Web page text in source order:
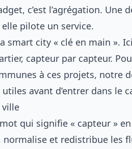
c’est l’agrégation. Une
pilote un service.
smart city « clé en main ».
capteur par capteur.
à ces projets, notre
avant d’entrer dans le
ville
qui signifie « capteur »
normalise et redistribue les